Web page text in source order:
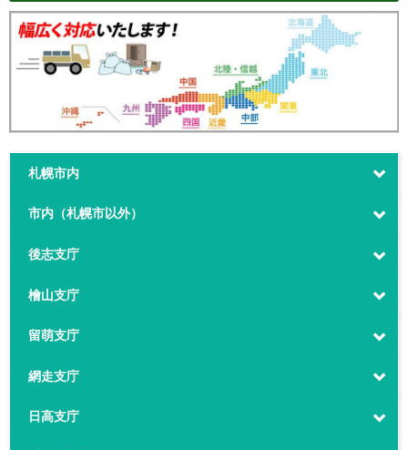
札幌市内
市内（札幌市以外）
後志支庁
檜山支庁
留萌支庁
網走支庁
日高支庁